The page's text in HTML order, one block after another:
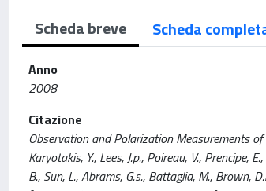
Scheda breve Scheda
Anno
2008
Citazione
Observation and Polarization Measurements
Karyotakis, Y., Lees, J.p., Poireau, V., Prencipe,
B., Sun, L., Abrams, G.s., Battaglia, M., Brown,